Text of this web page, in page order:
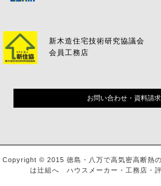
新木造住宅技術研究協議会
会員工務店
お問い合わせ・資料請
Copyright © 2015 徳島・八万で高気密高断熱
は辻組へ ハウスメーカー・工務店・